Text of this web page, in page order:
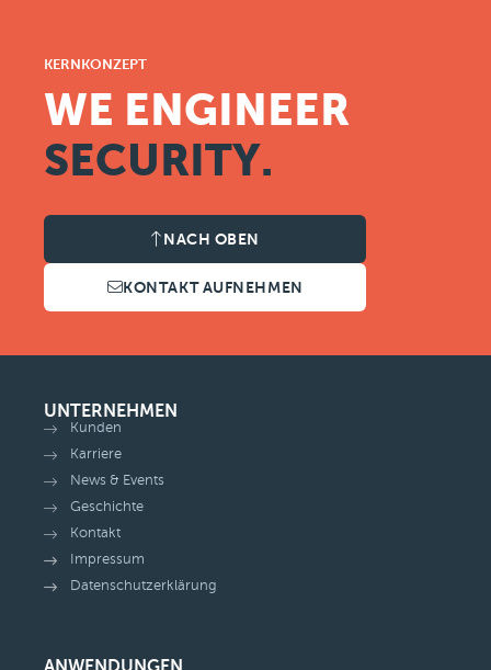
KERNKONZEPT
WE ENGINEER
SECURITY.
NACH OBEN
KONTAKT AUFNEHMEN
UNTERNEHMEN
Kunden
Karriere
News & Events
Geschichte
Kontakt
Impressum
Datenschutzerklärung